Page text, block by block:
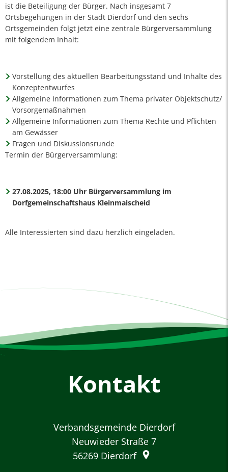
ist die Beteiligung der Bürger. Nach insgesamt 7
Ortsbegehungen in der Stadt Dierdorf und den sechs
Ortsgemeinden folgt jetzt eine zentrale Bürgerversammlung
mit folgendem Inhalt:
Vorstellung des aktuellen Bearbeitungsstand und Inhalte des
Konzeptentwurfes
Allgemeine Informationen zum Thema privater Objektschutz/
Vorsorgemaßnahmen
Allgemeine Informationen zum Thema Rechte und Pflichten
am Gewässer
Fragen und Diskussionsrunde
Termin der Bürgerversammlung:
27.08.2025, 18:00 Uhr Bürgerversammlung im
Dorfgemeinschaftshaus Kleinmaischeid
Alle Interessierten sind dazu herzlich eingeladen.
Kontakt
Verbandsgemeinde Dierdorf
Neuwieder Straße 7
56269 Dierdorf